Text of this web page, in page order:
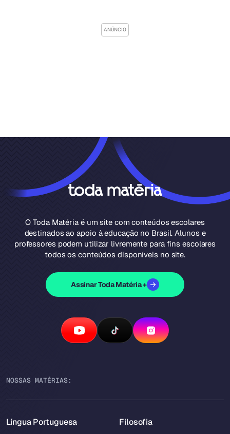
O Toda Matéria é um site com conteúdos escolares
destinados ao apoio à educação no Brasil. Alunos e
professores podem utilizar livremente para fins escolares
todos os conteúdos disponíveis no site.
Assinar Toda Matéria +
NOSSAS MATÉRIAS:
Língua Portuguesa Filosofia